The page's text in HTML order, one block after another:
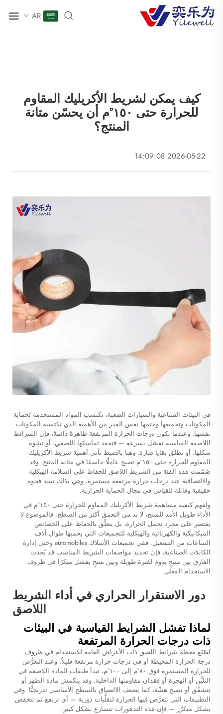
AR
كيف يمكن لشريط الأكريليك المقاوم
للحرارة حتى ١٥٠°م أن يحسّن متانة
المنتج؟
2026-05-22 14:09:08
في البيئات الصناعية والسيارات الصعبة، تكتسب المواد المستخدمة لحماية
المكونات وتجميعها وختمها نفس القدر من الأهمية الذي تكتسبه المكونات
نفسها. وعندما تكون درجات الحرارة المرتفعة ظاهرةً دائمةً، فإن الشرائط
اللاصقة القياسية تفشل بسرعة — فتفقد تماسكها اللصقي، أو تشوه
شكلها، أو تطلق بقايا ضارة. وهنا بالضبط تأتي أهمية شريط الأكريليك
المقاوم للحرارة حتى ١٥٠°م
تصبح عاملًا حاسمًا في متانة المنتج. وقد
صُمّمت هذه الفئة من الشريط اللاصق للحفاظ على السلامة الهيكلية
والالتصاقية عند درجات حرارة مرتفعة مستمرة، وهي بذلك تسد فجوة
حقيقية وقابلة للقياس في مجال الحماية الحرارية.
ولفهم كيفية مساهمة شريط الأكريليك المقاوم للحرارة حتى ١٥٠°م في
الأداء طويل الأمد للمنتج، لا بد من التعمق أكثر من السطح. فالموضوع لا
يقتصر على مجرد تحمل الحرارة، بل يتعلّق بالحفاظ على الخصائص
الميكانيكية والكهربائية والهيكلية للتجميعات التي يحميها طوال آلاف
الساعات من التشغيل. ففي تجميعات الأسلاك automobiles وحتى إدارة
الكابلات الصناعية، فإن تحديد مواصفات الشريط المناسب قد يُحدث
الفارق بين منتجٍ يدوم لفترة طويلة وبين منتجٍ يفشل مبكرًا في ظروف
الاستخدام الفعلي.
دور الاستقرار الحراري في أداء الشريط
اللاصق
لماذا تفشل الشرايط القياسية في البيئات
ذات درجات الحرارة المرتفعة
تُصْنَع معظم شرائط اللصق ذات الأغراض العامة للاستخدام في ظروف
درجة الحرارة المحيطة أو في درجات حرارة مرتفعة قليلاً. وعند التعرُّض
للحرارة المستمرة فوق ٨٠°م إلى ١٠٠°م، تبدأ طبقات المادة اللاصقة في
التليُّن أو الهجرة أو فقدان مقاومتها الداخلية. وقد ينكمش مادة الظهر أو
تتشقَّق أو تصبح هشّة، كما يضعف الالتصاق بالسطح الأساسي تدريجيًّا. وفي
التطبيقات التي تتعرَّض فيها الحرارة لتقلُّبات دورية — أي ترتفع ثم تنخفض
بشكل متكرِّر — فإن هذه التدهورات تتسارع بشكل كبير.